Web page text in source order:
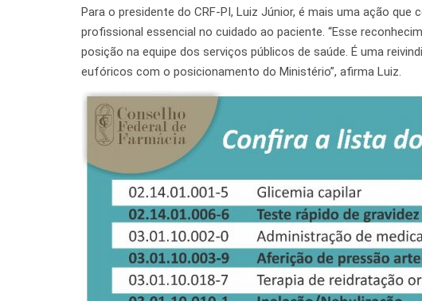
Para o presidente do CRF-PI, Luiz Júnior, é mais uma ação
profissional essencial no cuidado ao paciente. “Esse
posição na equipe dos serviços públicos de saúde. É uma
eufóricos com o posicionamento do Ministério”, afirma Luiz.